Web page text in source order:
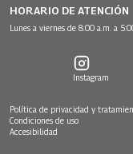
HORARIO DE ATENCIÓN
Lunes a viernes de 8:00 a.m. a
Instagram
Política de privacidad y
Condiciones de uso
Accesibilidad